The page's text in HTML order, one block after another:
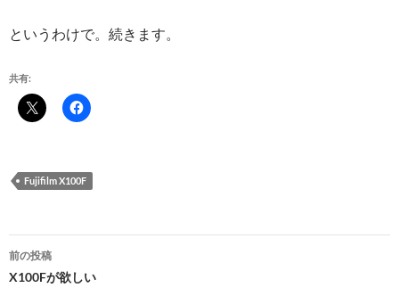
というわけで。続きます。
共有:
Fujifilm X100F
投
稿
前の投稿
X100Fが欲しい